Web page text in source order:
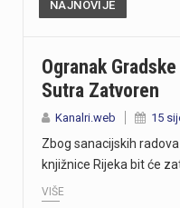
NAJNOVIJE
Ogranak
Sutra Zatvoren
Kanalri.web 15
Zbog sanacijskih
knjižnice Rijeka bit će
VIŠE